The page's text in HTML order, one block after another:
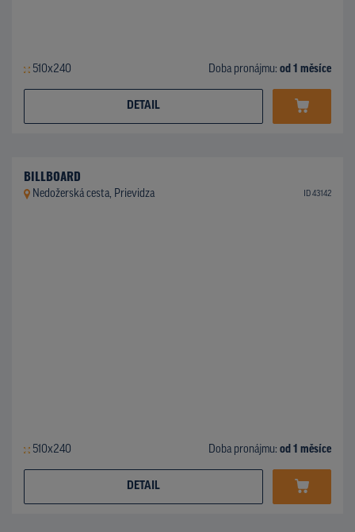
510x240 Doba pronájmu: od 1 měsíce
DETAIL
BILLBOARD
Nedožerská cesta, Prievidza ID 43142
510x240 Doba pronájmu: od 1 měsíce
DETAIL